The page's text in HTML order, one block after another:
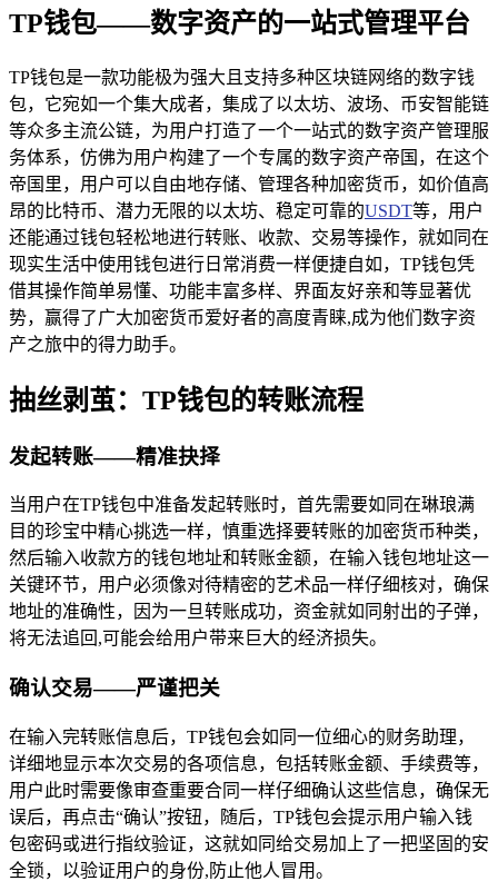
TP钱包——数字资产的一站式管理平台
TP钱包是一款功能极为强大且支持多种区块链网络的数字钱
包，它宛如一个集大成者，集成了以太坊、波场、币安智能链
等众多主流公链，为用户打造了一个一站式的数字资产管理服
务体系，仿佛为用户构建了一个专属的数字资产帝国，在这个
帝国里，用户可以自由地存储、管理各种加密货币，如价值高
昂的比特币、潜力无限的以太坊、稳定可靠的USDT等，用户
还能通过钱包轻松地进行转账、收款、交易等操作，就如同在
现实生活中使用钱包进行日常消费一样便捷自如，TP钱包凭
借其操作简单易懂、功能丰富多样、界面友好亲和等显著优
势，赢得了广大加密货币爱好者的高度青睐,成为他们数字资
产之旅中的得力助手。
抽丝剥茧：TP钱包的转账流程
发起转账——精准抉择
当用户在TP钱包中准备发起转账时，首先需要如同在琳琅满
目的珍宝中精心挑选一样，慎重选择要转账的加密货币种类，
然后输入收款方的钱包地址和转账金额，在输入钱包地址这一
关键环节，用户必须像对待精密的艺术品一样仔细核对，确保
地址的准确性，因为一旦转账成功，资金就如同射出的子弹，
将无法追回,可能会给用户带来巨大的经济损失。
确认交易——严谨把关
在输入完转账信息后，TP钱包会如同一位细心的财务助理，
详细地显示本次交易的各项信息，包括转账金额、手续费等，
用户此时需要像审查重要合同一样仔细确认这些信息，确保无
误后，再点击“确认”按钮，随后，TP钱包会提示用户输入钱
包密码或进行指纹验证，这就如同给交易加上了一把坚固的安
全锁，以验证用户的身份,防止他人冒用。